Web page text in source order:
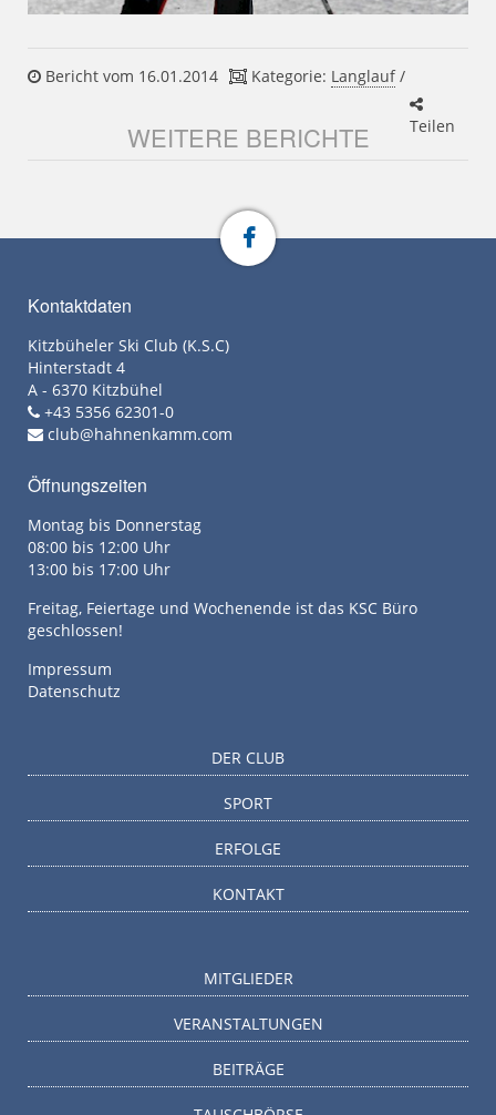
Bericht vom 16.01.2014 Kategorie: Langlauf/
Teilen
WEITERE BERICHTE
Kontaktdaten
Kitzbüheler Ski Club (K.S.C)
Hinterstadt 4
A - 6370 Kitzbühel
+43 5356 62301-0
club@hahnenkamm.com
Öffnungszeiten
Montag bis Donnerstag
08:00 bis 12:00 Uhr
13:00 bis 17:00 Uhr
Freitag, Feiertage und Wochenende ist das KSC Büro
geschlossen!
Impressum
Datenschutz
DER CLUB
SPORT
ERFOLGE
KONTAKT
MITGLIEDER
VERANSTALTUNGEN
BEITRÄGE